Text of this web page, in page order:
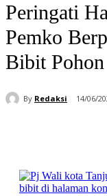
Peringati
Pemko
Bibit Pohon
By Redaksi 14/06/